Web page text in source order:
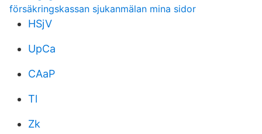
försäkringskassan sjukanmälan mina sidor
HSjV
UpCa
CAaP
Tl
Zk